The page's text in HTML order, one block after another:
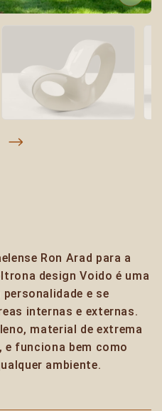
Ron Arad para a
design Voido é uma
e se
internas e externas.
material de extrema
e funciona bem como
ambiente.